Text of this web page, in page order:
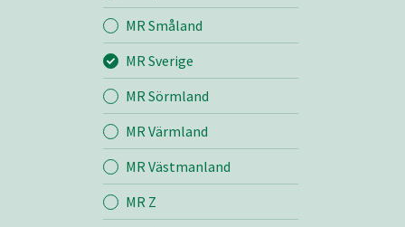
Entreprenad
Bemanning
MR Småland
MR Sverige
MR Sörmland
MR Värmland
MR Västmanland
MR Z